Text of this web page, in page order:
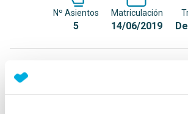
Nº Asientos
5
Matriculación
14/06/2019
Detalles destacados